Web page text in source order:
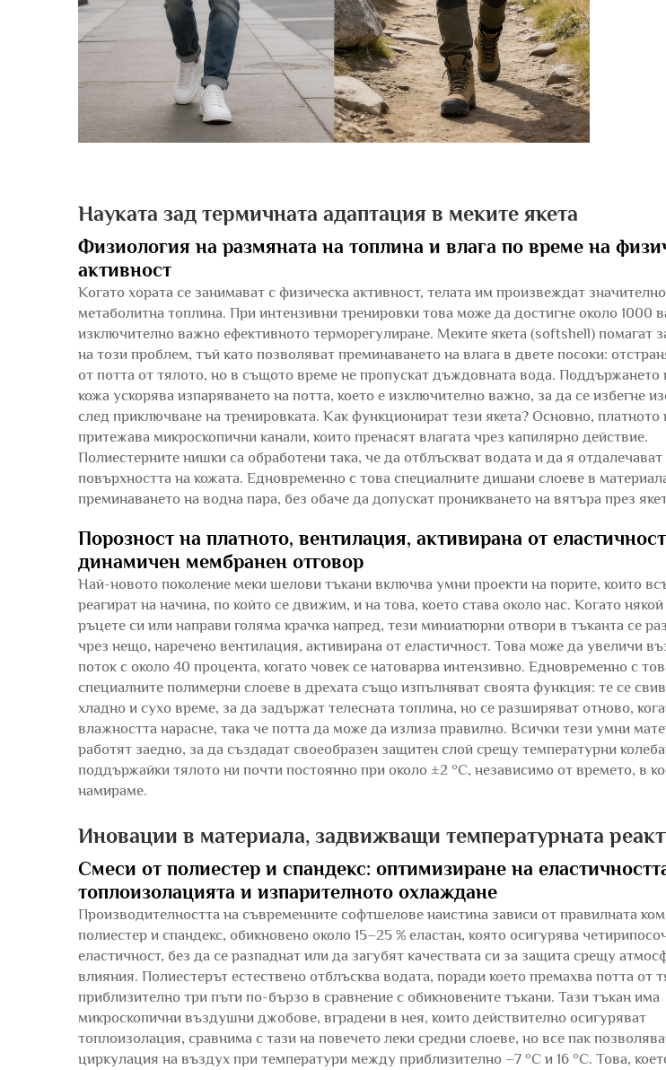
Науката зад термичната адаптация в меките якета
Физиология на размяната на топлина и влага по време на
активност
Когато хората се занимават с физическа активност, телата им произвеждат
метаболитна топлина. При интензивни тренировки това може да достигне около 1000
изключително важно ефективното терморегулиране. Меките якета (softshell) помагат
на този проблем, тъй като позволяват преминаването на влага в двете посоки:
от потта от тялото, но в същото време не пропускат дъждовната вода. Поддържането
кожа ускорява изпаряването на потта, което е изключително важно, за да се избегне
след приключване на тренировката. Как функционират тези якета? Основно, платното
притежава микроскопични канали, които пренасят влагата чрез капилярно действие.
Полиестерните нишки са обработени така, че да отблъскват водата и да я отдалечават
повърхността на кожата. Едновременно с това специалните дишани слоеве в
преминаването на водна пара, без обаче да допускат проникването на вятъра през
Порозност на платното, вентилация, активирана от
динамичен мембранен отговор
Най-новото поколение меки шелови тъкани включва умни проекти на порите, които
реагират на начина, по който се движим, и на това, което става около нас. Когато
ръцете си или направи голяма крачка напред, тези миниатюрни отвори в тъканта се
чрез нещо, наречено вентилация, активирана от еластичност. Това може да увеличи
поток с около 40 процента, когато човек се натоварва интензивно. Едновременно с
специалните полимерни слоеве в дрехата също изпълняват своята функция: те се
хладно и сухо време, за да задържат телесната топлина, но се разширяват отново,
влажността нарасне, така че потта да може да излиза правилно. Всички тези умни
работят заедно, за да създадат своеобразен защитен слой срещу температурни
поддържайки тялото ни почти постоянно при около ±2 °C, независимо от времето, в
намираме.
Иновации в материала, задвижващи температурната
Смеси от полиестер и спандекс: оптимизиране на
топлоизолацията и изпарителното охлаждане
Производителността на съвременните софтшелове наистина зависи от правилната
полиестер и спандекс, обикновено около 15–25 % еластан, която осигурява
еластичност, без да се разпаднат или да загубят качествата си за защита срещу
влияния. Полиестерът естествено отблъсква водата, поради което премахва потта от
приблизително три пъти по-бързо в сравнение с обикновените тъкани. Тази тъкан има
микроскопични въздушни джобове, вградени в нея, които действително осигуряват
топлоизолация, сравнима с тази на повечето леки средни слоеве, но все пак
циркулация на въздух при температури между приблизително –7 °C и 16 °C. Това,